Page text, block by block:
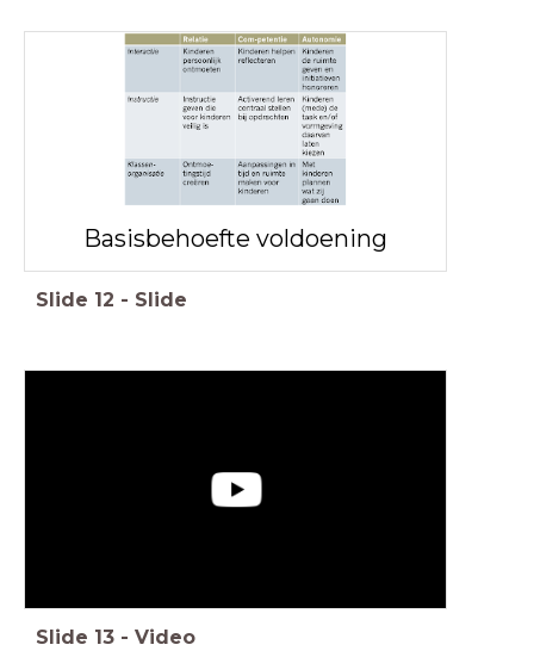
Basisbehoefte voldoening
Slide 12 - Slide
Slide 13 - Video